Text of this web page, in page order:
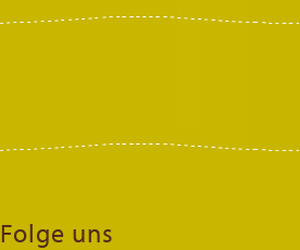
Folge uns